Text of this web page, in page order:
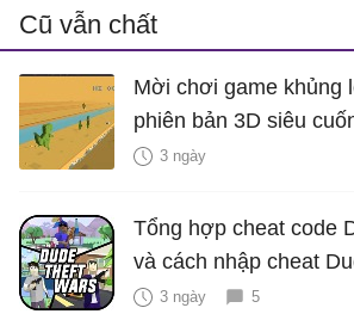
Cũ vẫn chất
Mời chơi game khủng
phiên bản 3D siêu
3 ngày
Tổng hợp cheat code
và cách nhập cheat
3 ngày 5